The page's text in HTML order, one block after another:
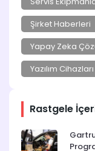
Şirket Haberleri
Yapay Zeka
Yazılım Cihazları
Rastgele